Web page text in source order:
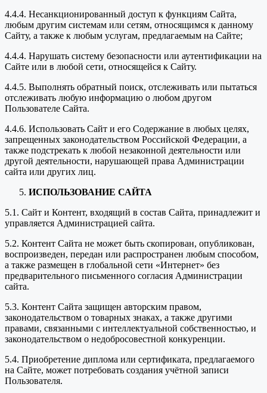
4.4.4. Несанкционированный доступ к функциям Сайта,
любым другим системам или сетям, относящимся к данному
Сайту, а также к любым услугам, предлагаемым на Сайте;
4.4.4. Нарушать систему безопасности или аутентификации на
Сайте или в любой сети, относящейся к Сайту.
4.4.5. Выполнять обратный поиск, отслеживать или пытаться
отслеживать любую информацию о любом другом
Пользователе Сайта.
4.4.6. Использовать Сайт и его Содержание в любых целях,
запрещенных законодательством Российской Федерации, а
также подстрекать к любой незаконной деятельности или
другой деятельности, нарушающей права Администрации
сайта или других лиц.
ИСПОЛЬЗОВАНИЕ САЙТА
5.1. Сайт и Контент, входящий в состав Сайта, принадлежит и
управляется Администрацией сайта.
5.2. Контент Сайта не может быть скопирован, опубликован,
воспроизведен, передан или распространен любым способом,
а также размещен в глобальной сети «Интернет» без
предварительного письменного согласия Администрации
сайта.
5.3. Контент Сайта защищен авторским правом,
законодательством о товарных знаках, а также другими
правами, связанными с интеллектуальной собственностью, и
законодательством о недобросовестной конкуренции.
5.4. Приобретение диплома или сертификата, предлагаемого
на Сайте, может потребовать создания учётной записи
Пользователя.